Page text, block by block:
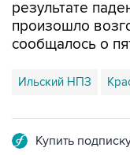
сообщалось о
Ильский НПЗ
Подписаться на